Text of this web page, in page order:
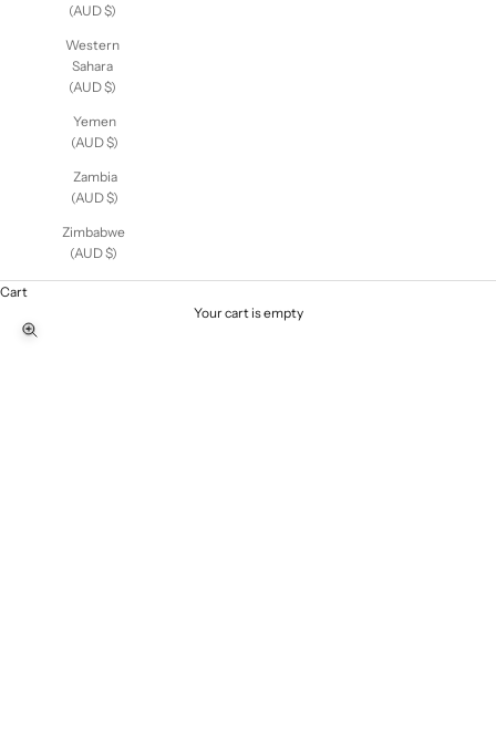
(AUD $)
Western
Sahara
(AUD $)
Yemen
(AUD $)
Zambia
(AUD $)
Zimbabwe
(AUD $)
Cart
Your cart is empty
Zoom picture